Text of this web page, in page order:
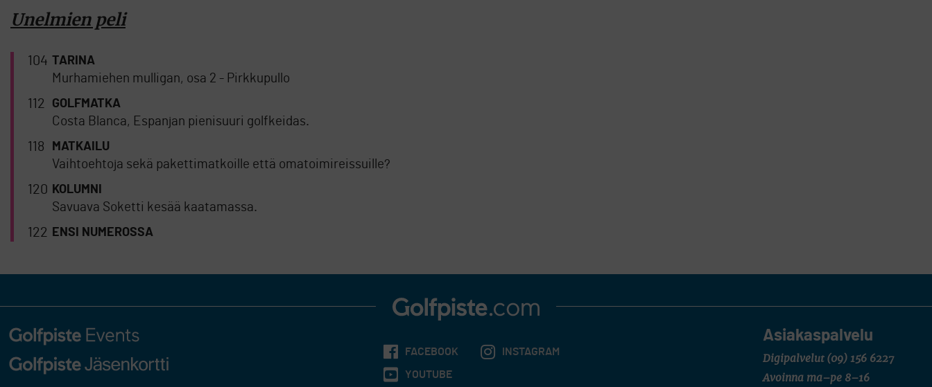
Unelmien peli
104 TARINA
Murhamiehen mulligan, osa 2 - Pirkkupullo
112 GOLFMATKA
Costa Blanca, Espanjan pienisuuri golfkeidas.
118 MATKAILU
Vaihtoehtoja sekä pakettimatkoille että omatoimireissuille?
120 KOLUMNI
Savuava Soketti kesää kaatamassa.
122 ENSI NUMEROSSA
Asiakaspalvelu
Digipalvelut (09) 156 6227
Avoinna ma–pe 8–16
FACEBOOK INSTAGRAM
YOUTUBE